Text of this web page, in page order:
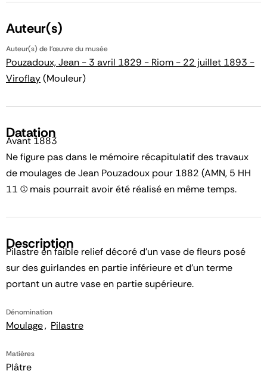
Auteur(s)
Auteur(s) de l'œuvre du musée
Pouzadoux, Jean - 3 avril 1829 - Riom - 22 juillet 1893 -
Viroflay(Mouleur)
Datation
Avant 1883
Ne figure pas dans le mémoire récapitulatif des travaux
de moulages de Jean Pouzadoux pour 1882 (AMN, 5 HH
11 (1) mais pourrait avoir été réalisé en même temps.
Description
Pilastre en faible relief décoré d'un vase de fleurs posé
sur des guirlandes en partie inférieure et d'un terme
portant un autre vase en partie supérieure.
Dénomination
Moulage Pilastre
Matières
Plâtre